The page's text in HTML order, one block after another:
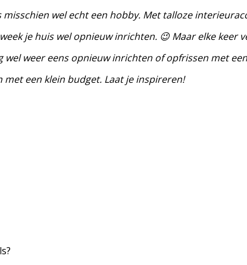
wel echt een hobby. Met talloze
je huis wel opnieuw inrichten. 😉 Maar elke keer
weer eens opnieuw inrichten of opfrissen met
een klein budget. Laat je inspireren!